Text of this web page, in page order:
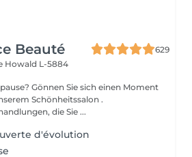
Beauté
629
Howald L-5884
Moment
Schönheitssalon .
die Sie ...
d'évolution